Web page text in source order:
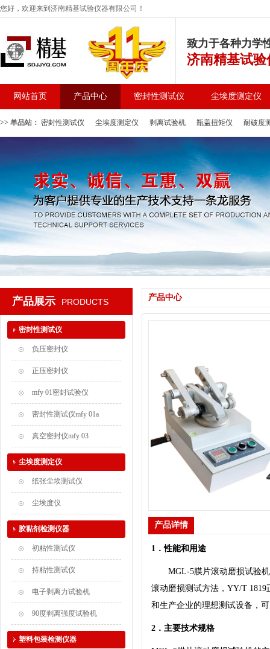
您好，欢迎来到济南精基试验仪器有限公司！
致力于各种力学
济南精基试
网站首页 产品中心 密封性测试仪 尘埃度测定仪
>> 单品站： 密封性测试仪 尘埃度测定仪 剥离试验机 瓶盖扭矩仪 耐破度
产品中心
产品详情
1 ．性能和用途
MGL-5膜片滚动磨损试验
滚动磨损测试方法 ， YY/T 1819
和生产企业的理想测试设备，
2 ．主要技术规格
产品展示 PRODUCTS
密封性测试仪
负压密封仪
正压密封仪
mfy 01密封试验仪
密封性测试仪mfy 01a
真空密封仪mfy 03
尘埃度测定仪
纸张尘埃测试仪
尘埃度仪
胶黏剂检测仪器
初粘性测试仪
持粘性测试仪
电子剥离力试验机
90度剥离强度试验机
塑料包装检测仪器